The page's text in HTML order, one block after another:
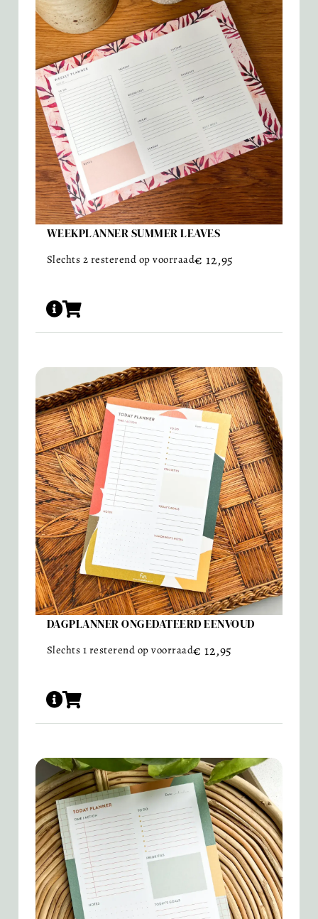
WEEKPLANNER SUMMER LEAVES
Slechts 2 resterend op voorraad€ 12,95
DAGPLANNER ONGEDATEERD EENVOUD
Slechts 1 resterend op voorraad€ 12,95